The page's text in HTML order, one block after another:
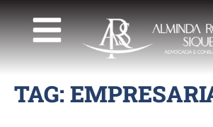
TAG: